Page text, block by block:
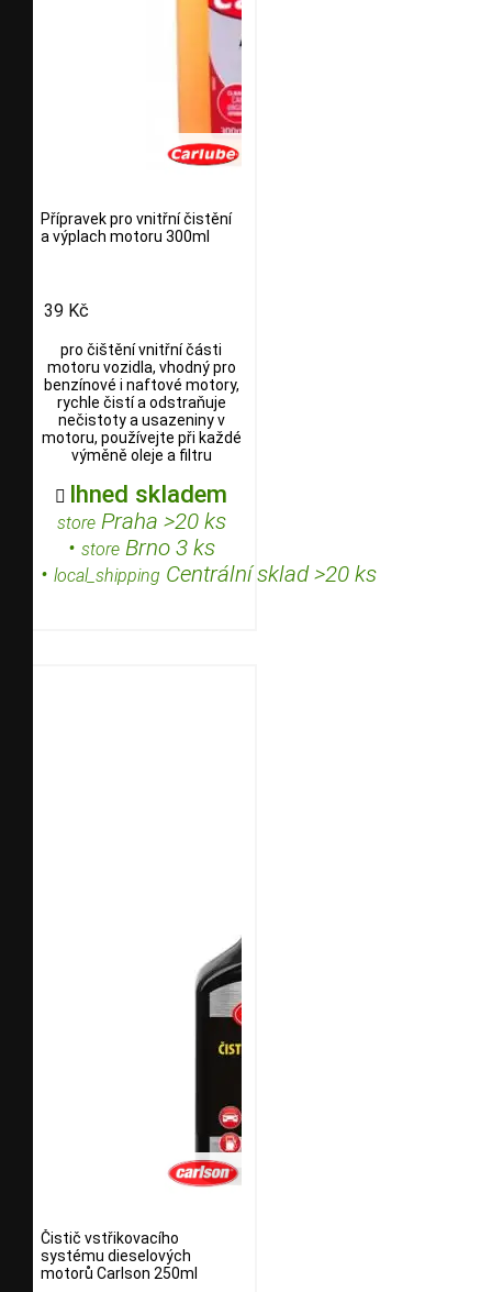
Přípravek pro vnitřní čistění
a výplach motoru 300ml
39 Kč
pro čištění vnitřní části
motoru vozidla, vhodný pro
benzínové i naftové motory,
rychle čistí a odstraňuje
nečistoty a usazeniny v
motoru, používejte při každé
výměně oleje a filtru
 Ihned skladem
storePraha >20 ks
• storeBrno 3 ks
• local_shipping Centrální sklad >20 ks
Čistič vstřikovacího
systému dieselových
motorů Carlson 250ml